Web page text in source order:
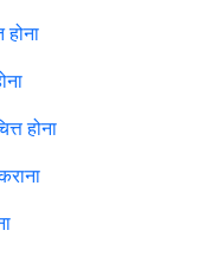
होना